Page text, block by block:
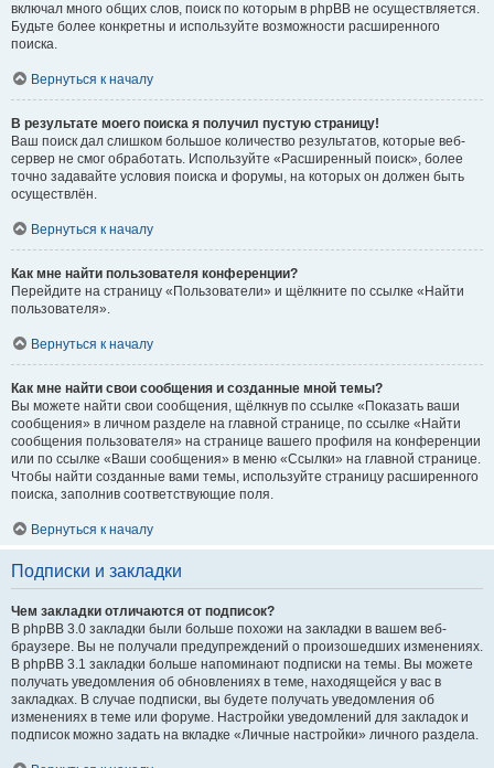
включал много общих слов, поиск по которым в phpBB не осуществляется.
Будьте более конкретны и используйте возможности расширенного
поиска.
Вернуться к началу
В результате моего поиска я получил пустую страницу!
Ваш поиск дал слишком большое количество результатов, которые веб-
сервер не смог обработать. Используйте «Расширенный поиск», более
точно задавайте условия поиска и форумы, на которых он должен быть
осуществлён.
Вернуться к началу
Как мне найти пользователя конференции?
Перейдите на страницу «Пользователи» и щёлкните по ссылке «Найти
пользователя».
Вернуться к началу
Как мне найти свои сообщения и созданные мной темы?
Вы можете найти свои сообщения, щёлкнув по ссылке «Показать ваши
сообщения» в личном разделе на главной странице, по ссылке «Найти
сообщения пользователя» на странице вашего профиля на конференции
или по ссылке «Ваши сообщения» в меню «Ссылки» на главной странице.
Чтобы найти созданные вами темы, используйте страницу расширенного
поиска, заполнив соответствующие поля.
Вернуться к началу
Подписки и закладки
Чем закладки отличаются от подписок?
В phpBB 3.0 закладки были больше похожи на закладки в вашем веб-
браузере. Вы не получали предупреждений о произошедших изменениях.
В phpBB 3.1 закладки больше напоминают подписки на темы. Вы можете
получать уведомления об обновлениях в теме, находящейся у вас в
закладках. В случае подписки, вы будете получать уведомления об
изменениях в теме или форуме. Настройки уведомлений для закладок и
подписок можно задать на вкладке «Личные настройки» личного раздела.